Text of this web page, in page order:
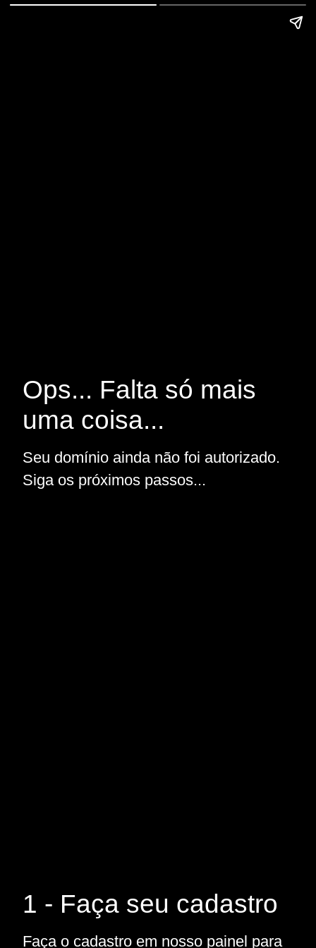
Ops... Falta só mais
uma coisa...
Seu domínio ainda não foi autorizado.
Siga os próximos passos...
1 - Faça seu cadastro
Faça o cadastro em nosso painel para